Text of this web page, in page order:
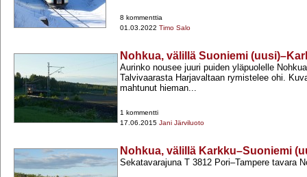
8 kommenttia
01.03.2022 Timo Salo
Nohkua, välillä Suoniemi
Aurinko nousee juuri puiden yläpuolelle
Talvivaarasta Harjavaltaan rymistelee ohi.
mahtunut hieman...
1 kommentti
17.06.2015 Jani Järviluoto
Nohkua, välillä Karkku–Suoniemi
Sekatavarajuna T 3812 Pori–Tampere tavara